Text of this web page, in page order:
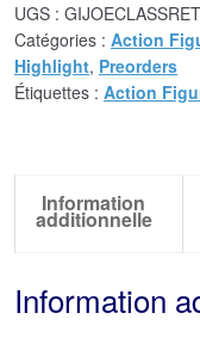
UGS :
Catégories : Action
Highlight, Preorders
Étiquettes : Action
Information
additionnelle
Information